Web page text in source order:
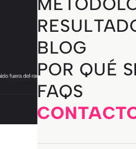
BLOG
POR QUÉ
FAQS